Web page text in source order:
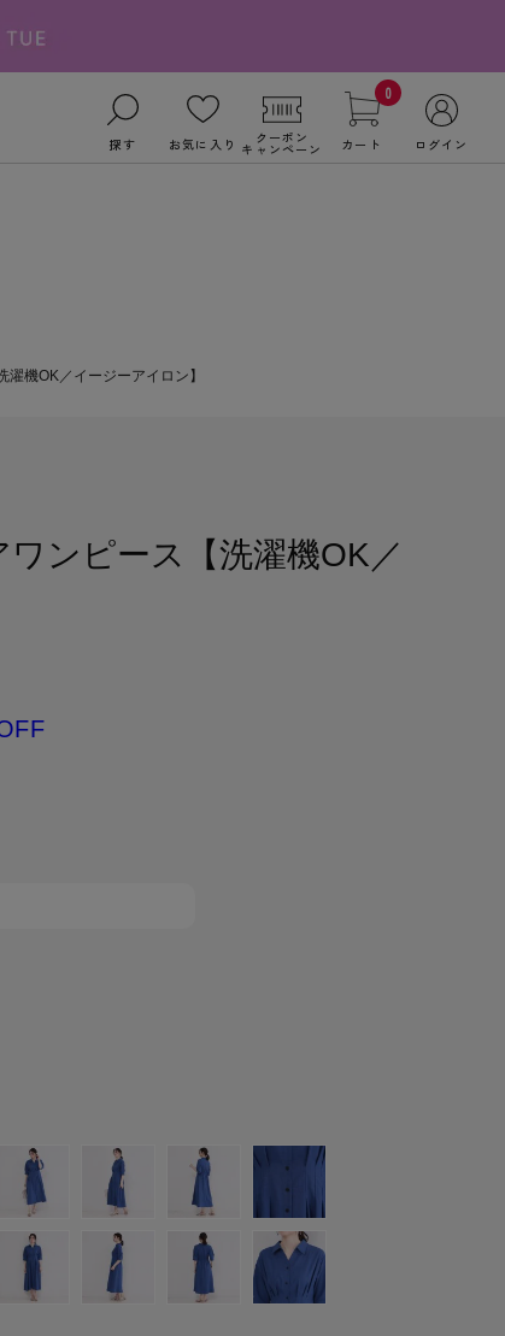
探す お気に入り クーポン
キャンペーン
0
カート ログイン
機OK／イージーアイロン】
ンピース【洗濯機OK／